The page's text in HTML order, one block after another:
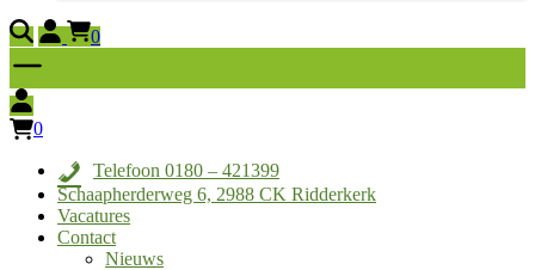
0
0
Telefoon 0180 – 421399
Schaapherderweg 6, 2988 CK Ridderkerk
Vacatures
Contact
Nieuws